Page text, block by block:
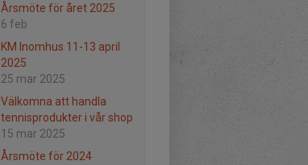
Årsmöte för året 2025
6 feb
KM Inomhus 11-13 april
2025
25 mar 2025
Välkomna att handla
tennisprodukter i vår shop
15 mar 2025
Årsmöte för 2024